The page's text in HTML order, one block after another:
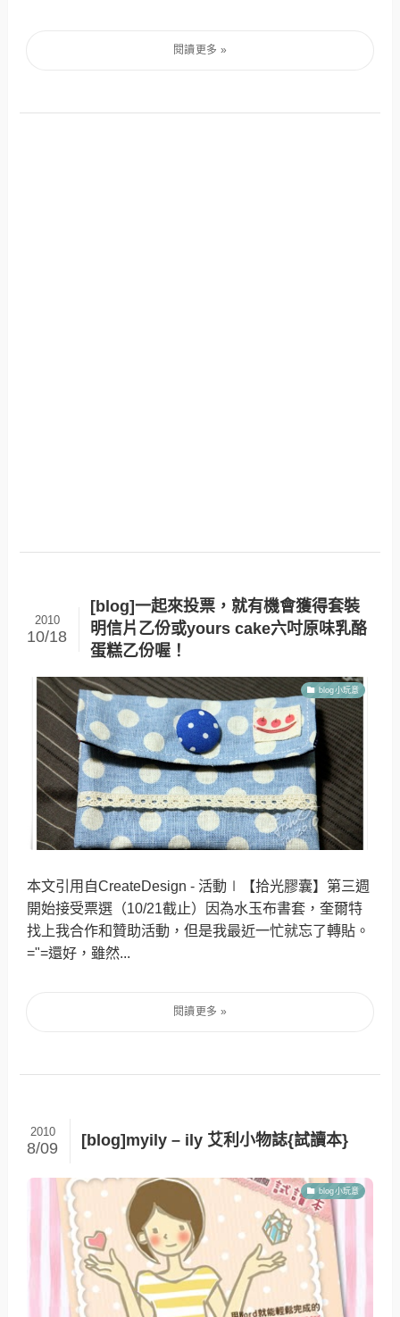
[blog]一起來投票，就有機會獲得套裝
明信片乙份或yours cake六吋原味乳酪
蛋糕乙份喔！
2010
10/18
blog小玩意
本文引用自CreateDesign - 活動∣【拾光膠囊】第三週
開始接受票選（10/21截止）因為水玉布書套，奎爾特
找上我合作和贊助活動，但是我最近一忙就忘了轉貼。
="=還好，雖然...
[blog]myily – ily 艾利小物誌{試讀本}
2010
8/09
blog小玩意